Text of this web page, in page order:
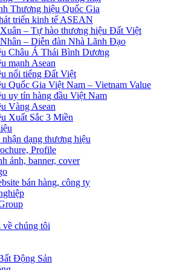
Thương hiệu Quốc Gia
triển kinh tế ASEAN
– Tự hào thương hiệu Đất Việt
– Diễn đàn Nhà Lãnh Đạo
Châu Á Thái Bình Dương
mạnh Asean
nổi tiếng Đất Việt
Quốc Gia Việt Nam – Vietnam Value
uy tín hàng đầu Việt Nam
Vàng Asean
Xuất Sắc 3 Miền
dạng thương hiệu
Profile
ảnh, banner, cover
bán hàng, công ty
chúng tôi
Động Sản